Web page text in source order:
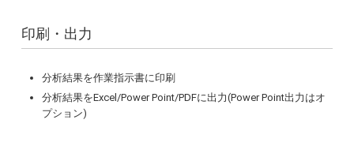
印刷・出力
分析結果を作業指示書に印刷
分析結果をExcel/Power Point/PDFに出力(Power Point出力はオ
プション)